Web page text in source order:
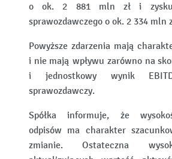
o ok. 2 881 mln zł i
sprawozdawczego o ok. 2 334 mln
Powyższe zdarzenia mają
i nie mają wpływu zarówno na
i jednostkowy wynik
sprawozdawczy.
Spółka informuje, że
odpisów ma charakter
zmianie. Ostateczna